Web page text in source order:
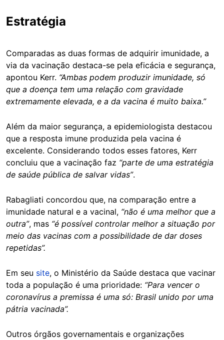
Estratégia
Comparadas as duas formas de adquirir imunidade, a
via da vacinação destaca-se pela eficácia e segurança,
apontou Kerr. “Ambas podem produzir imunidade, só
que a doença tem uma relação com gravidade
extremamente elevada, e a da vacina é muito baixa.”
Além da maior segurança, a epidemiologista destacou
que a resposta imune produzida pela vacina é
excelente. Considerando todos esses fatores, Kerr
concluiu que a vacinação faz “parte de uma estratégia
de saúde pública de salvar vidas”.
Rabagliati concordou que, na comparação entre a
imunidade natural e a vacinal, “não é uma melhor que a
outra”, mas “é possível controlar melhor a situação por
meio das vacinas com a possibilidade de dar doses
repetidas”.
Em seu site, o Ministério da Saúde destaca que vacinar
toda a população é uma prioridade: “Para vencer o
coronavírus a premissa é uma só: Brasil unido por uma
pátria vacinada”.
Outros órgãos governamentais e organizações